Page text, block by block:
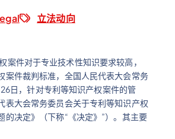
立法动向
件对于专业技术性知识要求较高，
案件裁判标准，全国人民代表大会常务
日，针对专利等知识产权案件的管
表大会常务委员会关于专利等知识产权
的决定》（下称“《决定》”）。其主要